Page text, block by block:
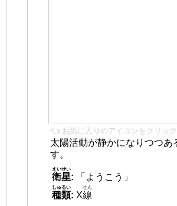
👈 お気に入りのアイコンをクリック
太陽活動が静かになりつつあ
す。
衛星
えいせい
:
「ようこう」
種類
しゅるい
: X線
せん